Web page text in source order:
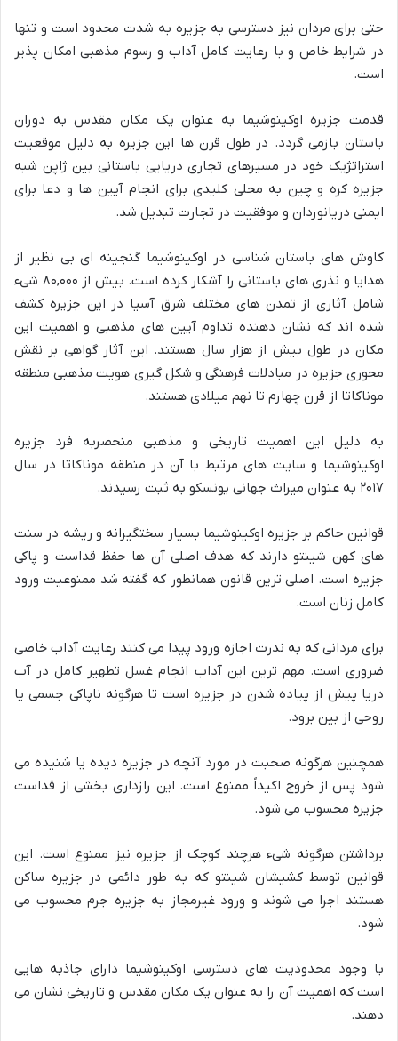
حتی برای مردان نیز دسترسی به جزیره به شدت محدود است و تنها
در شرایط خاص و با رعایت کامل آداب و رسوم مذهبی امکان پذیر
است.
قدمت جزیره اوکینوشیما به عنوان یک مکان مقدس به دوران
باستان بازمی گردد. در طول قرن ها این جزیره به دلیل موقعیت
استراتژیک خود در مسیرهای تجاری دریایی باستانی بین ژاپن شبه
جزیره کره و چین به محلی کلیدی برای انجام آیین ها و دعا برای
ایمنی دریانوردان و موفقیت در تجارت تبدیل شد.
کاوش های باستان شناسی در اوکینوشیما گنجینه ای بی نظیر از
هدایا و نذری های باستانی را آشکار کرده است. بیش از ۸۰,۰۰۰ شیء
شامل آثاری از تمدن های مختلف شرق آسیا در این جزیره کشف
شده اند که نشان دهنده تداوم آیین های مذهبی و اهمیت این
مکان در طول بیش از هزار سال هستند. این آثار گواهی بر نقش
محوری جزیره در مبادلات فرهنگی و شکل گیری هویت مذهبی منطقه
موناکاتا از قرن چهارم تا نهم میلادی هستند.
به دلیل این اهمیت تاریخی و مذهبی منحصربه فرد جزیره
اوکینوشیما و سایت های مرتبط با آن در منطقه موناکاتا در سال
۲۰۱۷ به عنوان میراث جهانی یونسکو به ثبت رسیدند.
قوانین حاکم بر جزیره اوکینوشیما بسیار سختگیرانه و ریشه در سنت
های کهن شینتو دارند که هدف اصلی آن ها حفظ قداست و پاکی
جزیره است. اصلی ترین قانون همانطور که گفته شد ممنوعیت ورود
کامل زنان است.
برای مردانی که به ندرت اجازه ورود پیدا می کنند رعایت آداب خاصی
ضروری است. مهم ترین این آداب انجام غسل تطهیر کامل در آب
دریا پیش از پیاده شدن در جزیره است تا هرگونه ناپاکی جسمی یا
روحی از بین برود.
همچنین هرگونه صحبت در مورد آنچه در جزیره دیده یا شنیده می
شود پس از خروج اکیداً ممنوع است. این رازداری بخشی از قداست
جزیره محسوب می شود.
برداشتن هرگونه شیء هرچند کوچک از جزیره نیز ممنوع است. این
قوانین توسط کشیشان شینتو که به طور دائمی در جزیره ساکن
هستند اجرا می شوند و ورود غیرمجاز به جزیره جرم محسوب می
شود.
با وجود محدودیت های دسترسی اوکینوشیما دارای جاذبه هایی
است که اهمیت آن را به عنوان یک مکان مقدس و تاریخی نشان می
دهند.